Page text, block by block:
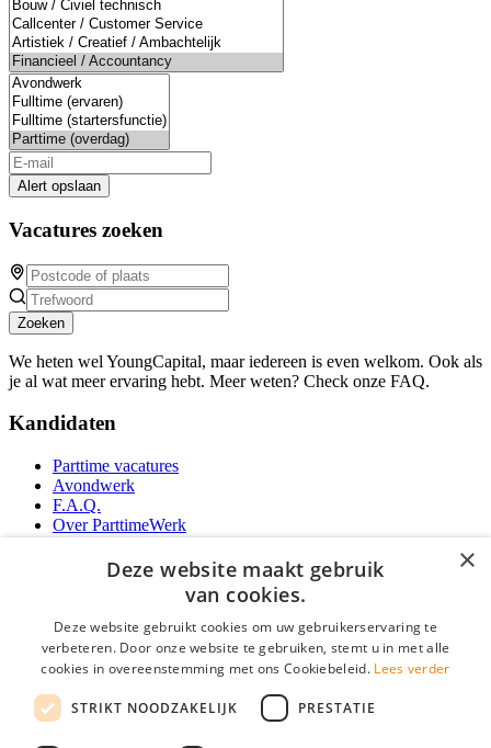
Alert opslaan
Vacatures zoeken
Zoeken
We heten wel YoungCapital, maar iedereen is even welkom. Ook als
je al wat meer ervaring hebt. Meer weten? Check onze FAQ.
Kandidaten
Parttime vacatures
Avondwerk
F.A.Q.
Over ParttimeWerk
YoungCapital Android App
Parttime personeel
Vacature aanmelden
Partners
×
Deze website maakt gebruik
van cookies.
Deze website gebruikt cookies om uw gebruikerservaring te
verbeteren. Door onze website te gebruiken, stemt u in met alle
cookies in overeenstemming met ons Cookiebeleid. Lees verder
STRIKT NOODZAKELIJK PRESTATIE